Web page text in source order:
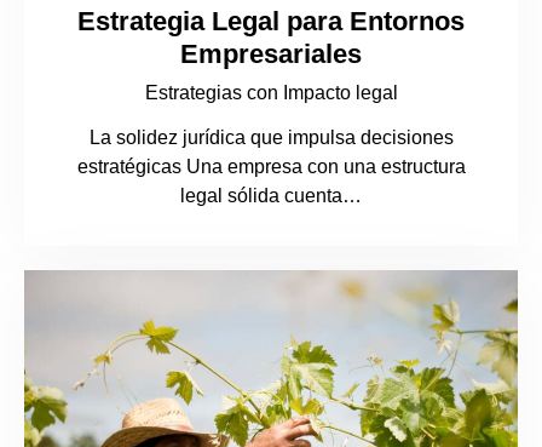
Estrategia Legal para Entornos
Empresariales
Estrategias con Impacto legal
La solidez jurídica que impulsa decisiones
estratégicas Una empresa con una estructura
legal sólida cuenta…